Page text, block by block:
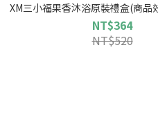
XM三小福果香沐浴原裝禮盒(商品
NT$364
NT$520